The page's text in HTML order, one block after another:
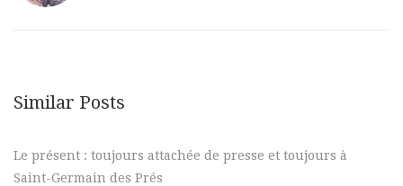
Similar Posts
Le présent : toujours attachée de presse et toujours à
Saint-Germain des Prés